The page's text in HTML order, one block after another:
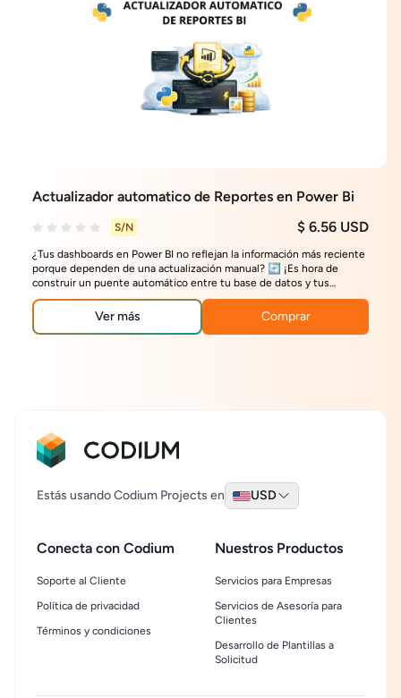
Actualizador automatico de Reportes en Power Bi
S/N $ 6.56 USD
¿Tus dashboards en Power BI no reflejan la información más reciente
porque dependen de una actualización manual? 🔄 ¡Es hora de
construir un puente automático entre tu base de datos y tus
reportes!
Ver más Comprar
Estás usando Codium Projects en USD
Conecta con Codium
Soporte al Cliente
Política de privacidad
Términos y condiciones
Nuestros Productos
Servicios para Empresas
Servicios de Asesoría para
Clientes
Desarrollo de Plantillas a
Solicitud